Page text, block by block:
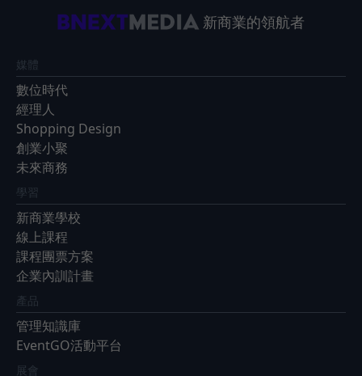
新商業的領航者
媒體
數位時代
經理人
Shopping Design
創業小聚
未來商務
學習
新商業學校
線上課程
課程團票方案
企業內訓計畫
產品
管理知識庫
EventGO活動平台
展會